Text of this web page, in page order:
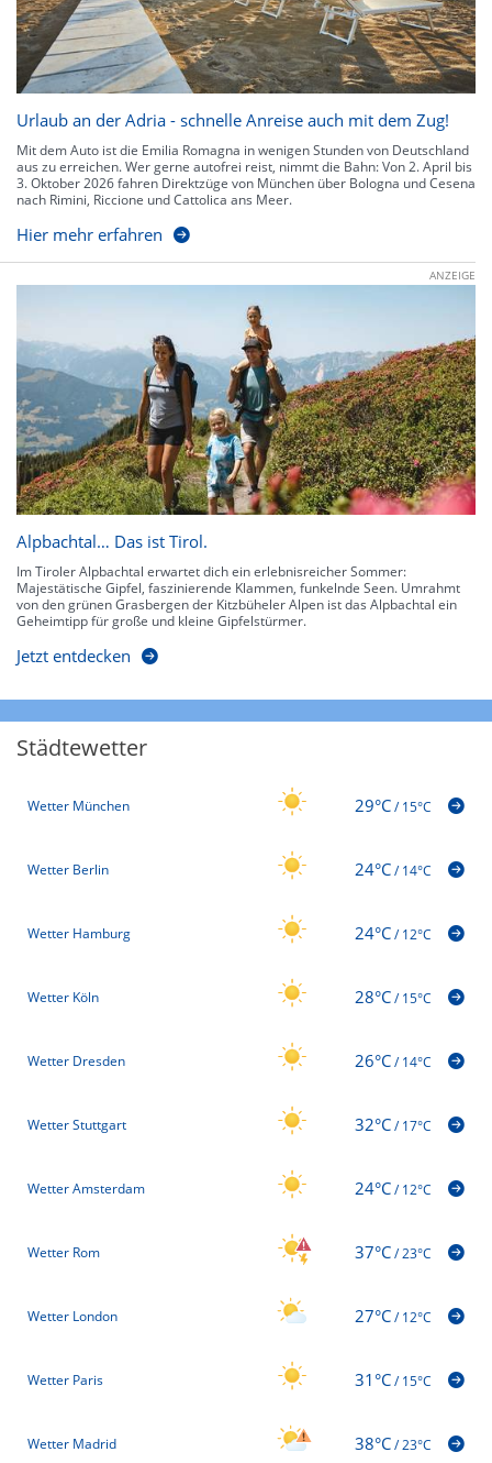
Urlaub an der Adria - schnelle Anreise auch mit dem Zug!
Mit dem Auto ist die Emilia Romagna in wenigen Stunden von Deutschland
aus zu erreichen. Wer gerne autofrei reist, nimmt die Bahn: Von 2. April bis
3. Oktober 2026 fahren Direktzüge von München über Bologna und Cesena
nach Rimini, Riccione und Cattolica ans Meer.
Hier mehr erfahren
ANZEIGE
Alpbachtal… Das ist Tirol.
Im Tiroler Alpbachtal erwartet dich ein erlebnisreicher Sommer:
Majestätische Gipfel, faszinierende Klammen, funkelnde Seen. Umrahmt
von den grünen Grasbergen der Kitzbüheler Alpen ist das Alpbachtal ein
Geheimtipp für große und kleine Gipfelstürmer.
Jetzt entdecken
Städtewetter
Wetter München 29°C/15°C
Wetter Berlin 24°C/14°C
Wetter Hamburg 24°C/12°C
Wetter Köln 28°C/15°C
Wetter Dresden 26°C/14°C
Wetter Stuttgart 32°C/17°C
Wetter Amsterdam 24°C/12°C
Wetter Rom 37°C/23°C
Wetter London 27°C/12°C
Wetter Paris 31°C/15°C
Wetter Madrid 38°C/23°C